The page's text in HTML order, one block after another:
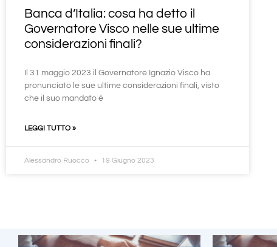
Banca d’Italia: cosa ha detto il
Governatore Visco nelle sue ultime
considerazioni finali?
Il 31 maggio 2023 il Governatore Ignazio Visco ha
pronunciato le sue ultime considerazioni finali, visto
che il suo mandato è
LEGGI TUTTO »
Alessandro Ruocco 19 Giugno 2023